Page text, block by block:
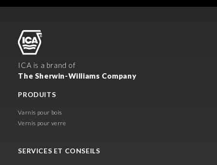
ICA is a brand of
The Sherwin-Williams Company
PRODUITS
Varnis pour bois
Vernis pour verre
SERVICES ET CONSEILS